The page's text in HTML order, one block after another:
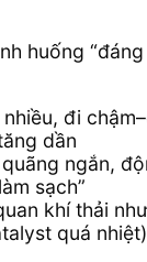
huống
đi
dần
ngắn,
sạch”
khí thải
quá nhiệt)